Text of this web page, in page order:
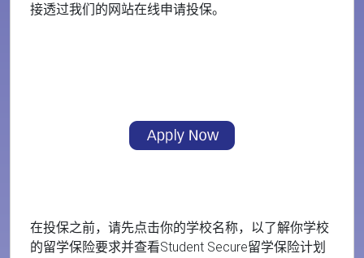
接透过我们的网站在线申请投保。
在投保之前，请先点击你的学校名称，以了解你学校
的留学保险要求并查看Student Secure留学保险计划